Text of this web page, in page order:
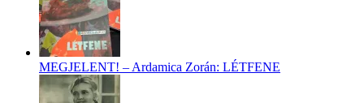
MEGJELENT! – Ardamica Zorán: LÉTFENE